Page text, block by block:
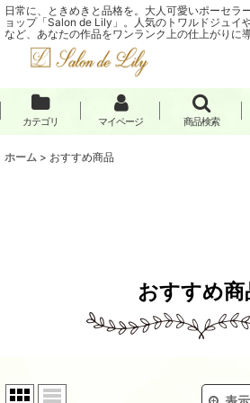
日常に、ときめきと品格を。大人可愛いポーセラ
ョップ「Salon de Lily」。人気のトワルドジュイ
など、あなたの作品をワンランク上の仕上がりに
カテゴリ マイページ 商品検索
ホーム > おすすめ商品
おすすめ商